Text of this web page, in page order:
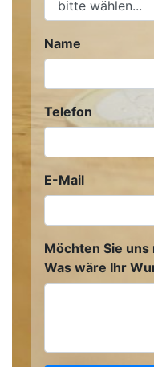
Name
Telefon
E-Mail
Möchten Sie
Was wäre Ihr